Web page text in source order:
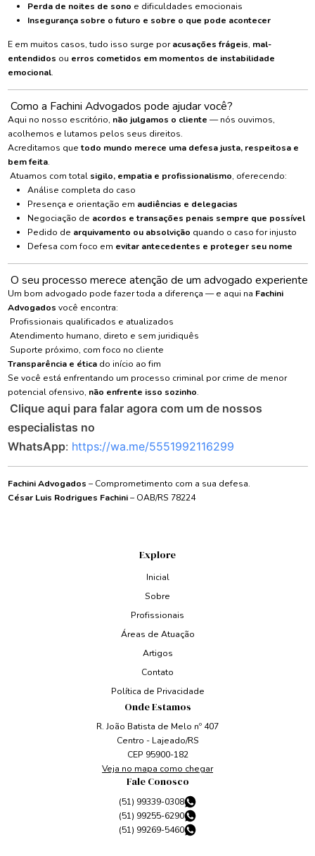
Perda de noites de sono e dificuldades emocionais
Insegurança sobre o futuro e sobre o que pode acontecer
E em muitos casos, tudo isso surge poracusações frágeis, mal-
entendidos ou erros cometidos em momentos de instabilidade
emocional.
Como a Fachini Advogados pode ajudar você?
Aqui no nosso escritório, não julgamos o cliente — nós ouvimos,
acolhemos e lutamos pelos seus direitos.
Acreditamos quetodo mundo merece uma defesa justa, respeitosa e
bem feita.
Atuamos com total sigilo, empatia e profissionalismo, oferecendo:
Análise completa do caso
Presença e orientação em audiências e delegacias
Negociação de acordos e transações penais sempre que possível
Pedido de arquivamento ou absolvição quando o caso for injusto
Defesa com foco em evitar antecedentes e proteger seu nome
O seu processo merece atenção de um advogado experiente
Um bom advogado pode fazer toda a diferença — e aqui na Fachini
Advogados você encontra:
Profissionais qualificados e atualizados
Atendimento humano, direto e sem juridiquês
Suporte próximo, com foco no cliente
Transparência e éticado início ao fim
Se você está enfrentando um processo criminal por crime de menor
potencial ofensivo, não enfrente isso sozinho.
Clique aqui para falar agora com um de nossos
especialistas no
WhatsApp: https://wa.me/5551992116299
Fachini Advogados – Comprometimento com a sua defesa.
César Luis Rodrigues Fachini– OAB/RS 78224
Explore
Inicial
Sobre
Profissionais
Áreas de Atuação
Artigos
Contato
Política de Privacidade
Onde Estamos
R. João Batista de Melo nº 407
Centro - Lajeado/RS
CEP 95900-182
Veja no mapa como chegar
Fale Conosco
(51) 99339-0308
(51) 99255-6290
(51) 99269-5460